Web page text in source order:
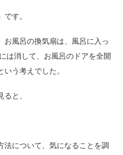
」です。
お風呂の換気扇は、風呂に入っ
は消して、お風呂のドアを全開
う考えでした。
と、
法について、気になることを調